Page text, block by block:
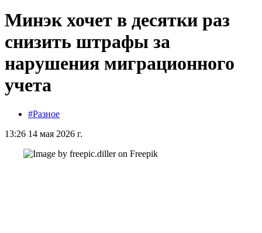
Минэк хочет в десятки раз
снизить штрафы за
нарушения миграционного
учета
#Разное
13:26 14 мая 2026 г.